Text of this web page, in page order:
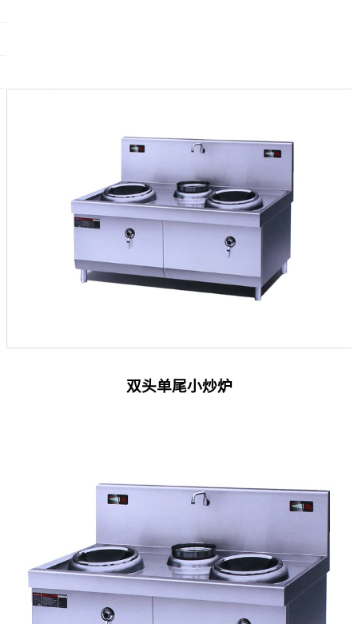
双头单尾小炒炉